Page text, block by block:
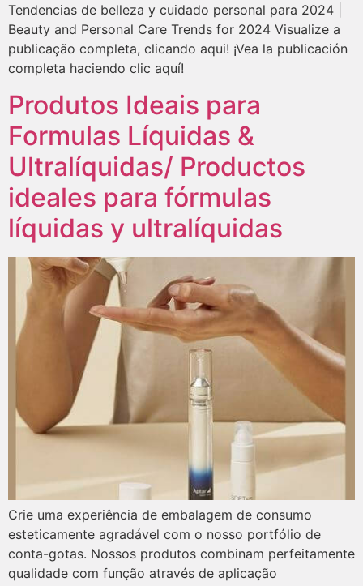
Tendencias de belleza y cuidado personal para 2024 |
Beauty and Personal Care Trends for 2024 Visualize a
publicação completa, clicando aqui! ¡Vea la publicación
completa haciendo clic aquí!
Produtos Ideais para
Formulas Líquidas &
Ultralíquidas/ Productos
ideales para fórmulas
líquidas y ultralíquidas
Crie uma experiência de embalagem de consumo
esteticamente agradável com o nosso portfólio de
conta-gotas. Nossos produtos combinam perfeitamente
qualidade com função através de aplicação